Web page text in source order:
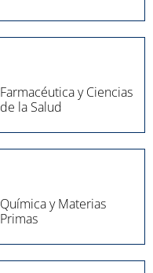
Farmacéutica y Ciencias
de la Salud
Química y Materias
Primas